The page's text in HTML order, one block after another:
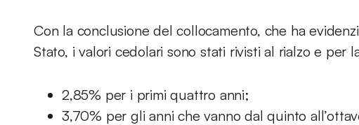
Con la conclusione del collocamento, che ha
Stato, i valori cedolari sono stati rivisti al rialzo e per
2,85% per i primi quattro anni;
3,70% per gli anni che vanno dal quinto